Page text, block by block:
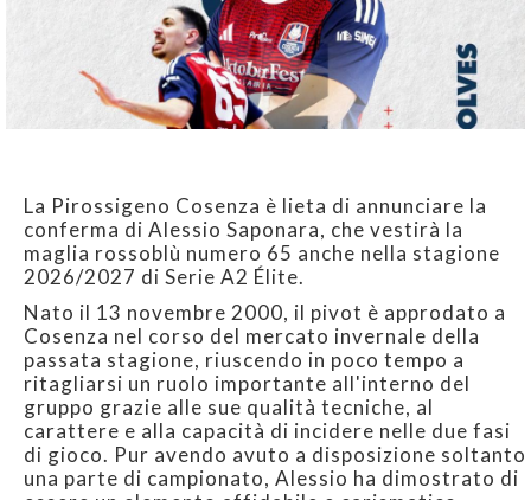
La Pirossigeno Cosenza è lieta di annunciare la
conferma di Alessio Saponara, che vestirà la
maglia rossoblù numero 65 anche nella stagione
2026/2027 di Serie A2 Élite.
Nato il 13 novembre 2000, il pivot è approdato a
Cosenza nel corso del mercato invernale della
passata stagione, riuscendo in poco tempo a
ritagliarsi un ruolo importante all'interno del
gruppo grazie alle sue qualità tecniche, al
carattere e alla capacità di incidere nelle due fasi
di gioco. Pur avendo avuto a disposizione soltanto
una parte di campionato, Alessio ha dimostrato di